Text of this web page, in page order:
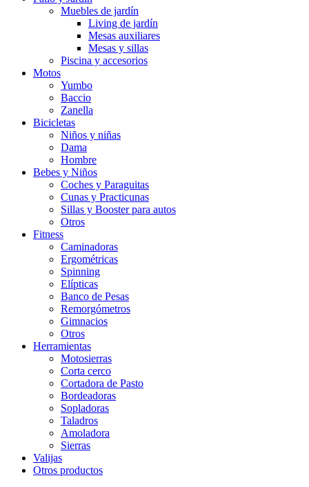
Muebles de jardín
Living de jardín
Mesas auxiliares
Mesas y sillas
Piscina y accesorios
Motos
Yumbo
Baccio
Zanella
Bicicletas
Niños y niñas
Dama
Hombre
Bebes y Niños
Coches y Paraguitas
Cunas y Practicunas
Sillas y Booster para autos
Otros
Fitness
Caminadoras
Ergométricas
Spinning
Elípticas
Banco de Pesas
Remorgómetros
Gimnacios
Otros
Herramientas
Motosierras
Corta cerco
Cortadora de Pasto
Bordeadoras
Sopladoras
Taladros
Amoladora
Sierras
Valijas
Otros productos